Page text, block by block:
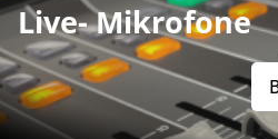
Live- Mikrofone